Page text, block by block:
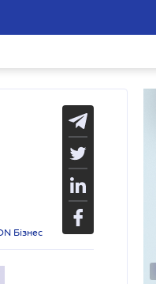
Бізнес